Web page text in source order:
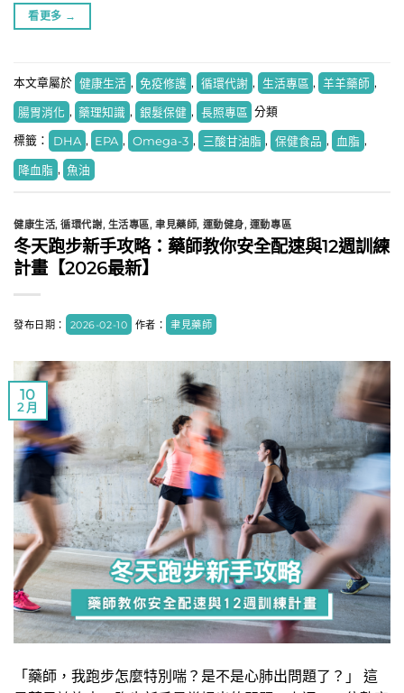
看更多 →
本文章屬於 健康生活 , 免疫修護 , 循環代謝 , 生活專區 , 羊羊藥師 ,
腸胃消化 , 藥理知識 , 銀髮保健 , 長照專區 分類
標籤： DHA , EPA , Omega-3 , 三酸甘油脂 , 保健食品 , 血脂 ,
降血脂 , 魚油
健康生活,循環代謝, 生活專區,聿見藥師, 運動健身, 運動專區
冬天跑步新手攻略：藥師教你安全配速與12週訓練
計畫【2026最新】
發布日期： 2026-02-10 作者： 聿見藥師
10
2 月
「藥師，我跑步怎麼特別喘？是不是心肺出問題了？」 這